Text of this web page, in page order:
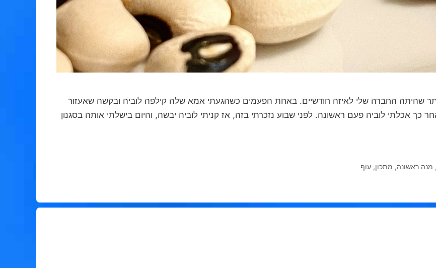
שהיתה החברה שלי לאיזה חודשיים. באחת הפעמים כשהגעתי אמא שלה קילפה לוביה ובקשה שאעזור
אכלתי לוביה פעם ראשונה. לפני שבוע נזכרתי בזה, אז קניתי לוביה יבשה, והיום בישלתי אותה בסגנון
מנה ראשונה, מתכון, עוף